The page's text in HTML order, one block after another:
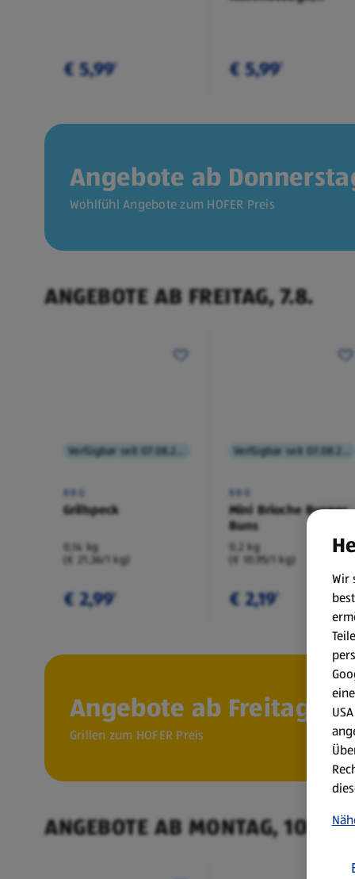
€ 5,99¹ € 5,99¹
Angebote ab
Wohlfühl Angebote zum HOFER Preis
ANGEBOTE AB FREITAG, 7.8.
BBQ
Grillspeck
0,14 kg
(€ 21,36/1 kg)
€ 2,99¹
BBQ
Mini Brioche Burger
Buns
0,2 kg
(€ 10,95/1 kg)
€ 2,19¹
Angebote ab Freitag,
Grillen zum HOFER Preis
ANGEBOTE AB MONTAG, 10.8.
Wir